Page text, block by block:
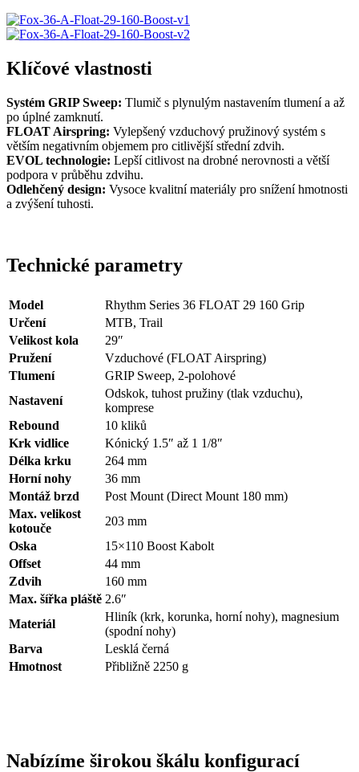
Klíčové vlastnosti
Systém GRIP Sweep: Tlumič s plynulým nastavením tlumení a až
po úplné zamknutí.
FLOAT Airspring: Vylepšený vzduchový pružinový systém s
větším negativním objemem pro citlivější střední zdvih.
EVOL technologie: Lepší citlivost na drobné nerovnosti a větší
podpora v průběhu zdvihu.
Odlehčený design: Vysoce kvalitní materiály pro snížení hmotnosti
a zvýšení tuhosti.
Technické parametry
Model
Rhythm Series 36 FLOAT 29 160 Grip
Určení
MTB, Trail
Velikost kola
29″
Pružení
Vzduchové (FLOAT Airspring)
Tlumení
GRIP Sweep, 2-polohové
Nastavení
Odskok, tuhost pružiny (tlak vzduchu),
komprese
Rebound
10 kliků
Krk vidlice
Kónický 1.5″ až 1 1/8″
Délka krku
264 mm
Horní nohy
36 mm
Montáž brzd
Post Mount (Direct Mount 180 mm)
Max. velikost
kotouče
203 mm
Oska
15×110 Boost Kabolt
Offset
44 mm
Zdvih
160 mm
Max. šířka pláště 2.6″
Materiál
Hliník (krk, korunka, horní nohy), magnesium
(spodní nohy)
Barva
Lesklá černá
Hmotnost
Přibližně 2250 g
Nabízíme širokou škálu konfigurací